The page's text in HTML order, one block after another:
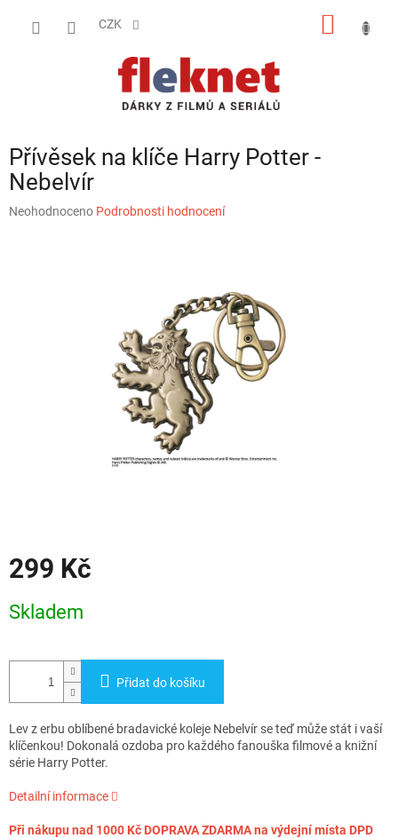
CZK
Přívěsek na klíče Harry Potter -
Nebelvír
Průměrné
Neohodnoceno Podrobnosti hodnocení
299 Kč
cena:
Skladem
Přidat do košíku
Lev z erbu oblíbené bradavické koleje Nebelvír se teď může stát i vaší
klíčenkou! Dokonalá ozdoba pro každého fanouška filmové a knižní
série Harry Potter.
Detailní informace
Při nákupu nad 1000 Kč DOPRAVA ZDARMA na výdejní místa DPD